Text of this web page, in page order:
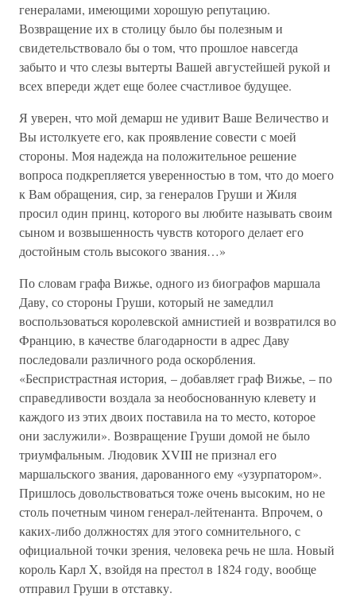
генералами, имеющими хорошую репутацию.
Возвращение их в столицу было бы полезным и
свидетельствовало бы о том, что прошлое навсегда
забыто и что слезы вытерты Вашей августейшей рукой и
всех впереди ждет еще более счастливое будущее.
Я уверен, что мой демарш не удивит Ваше Величество и
Вы истолкуете его, как проявление совести с моей
стороны. Моя надежда на положительное решение
вопроса подкрепляется уверенностью в том, что до моего
к Вам обращения, сир, за генералов Груши и Жиля
просил один принц, которого вы любите называть своим
сыном и возвышенность чувств которого делает его
достойным столь высокого звания…»
По словам графа Вижье, одного из биографов маршала
Даву, со стороны Груши, который не замедлил
воспользоваться королевской амнистией и возвратился во
Францию, в качестве благодарности в адрес Даву
последовали различного рода оскорбления.
«Беспристрастная история, – добавляет граф Вижье, – по
справедливости воздала за необоснованную клевету и
каждого из этих двоих поставила на то место, которое
они заслужили». Возвращение Груши домой не было
триумфальным. Людовик XVIII не признал его
маршальского звания, дарованного ему «узурпатором».
Пришлось довольствоваться тоже очень высоким, но не
столь почетным чином генерал-лейтенанта. Впрочем, о
каких-либо должностях для этого сомнительного, с
официальной точки зрения, человека речь не шла. Новый
король Карл X, взойдя на престол в 1824 году, вообще
отправил Груши в отставку.